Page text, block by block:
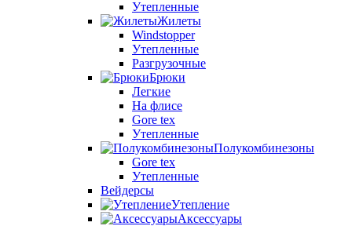
Утепленные
Жилеты
Windstopper
Утепленные
Разгрузочные
Брюки
Легкие
На флисе
Gore tex
Утепленные
Полукомбинезоны
Gore tex
Утепленные
Вейдерсы
Утепление
Аксессуары